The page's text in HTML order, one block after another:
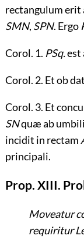
rectangulum erit
SMN, SPN. Ergo
Corol. 1. PSq.est
Corol. 2. Et ob
Corol. 3. Et
SNquæ ab
incidit in rectam
principali.
Prop. XIII.
Moveatur
requiritur